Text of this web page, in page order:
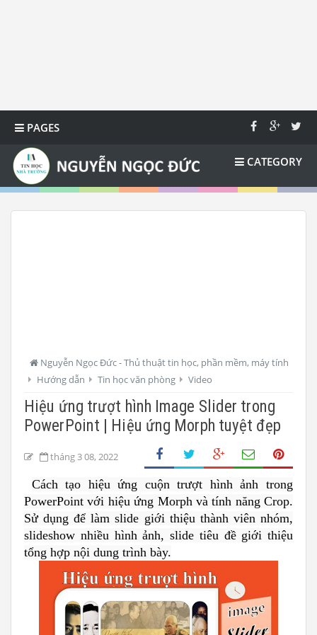
PAGES
CATEGORY
Nguyễn Ngọc Đức - Thủ thuật tin học, phần mềm, máy tính
Hướng dẫn
Tin học văn phòng Video
Hiệu ứng trượt hình Image Slider trong
PowerPoint | Hiệu ứng Morph tuyệt đẹp
tháng 3 08, 2022
Cách tạo hiệu ứng cuộn trượt hình ảnh trong
PowerPoint với hiệu ứng Morph và tính năng Crop.
Sử dụng để làm slide giới thiệu thành viên nhóm,
slideshow nhiều hình ảnh, slide tiêu đề giới thiệu
tổng hợp nội dung trình bày.